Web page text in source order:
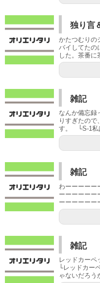
独り言
かたつむりの
バイしてたの
した。茶番に
雑記
なんか備忘録
りすぎたので
す。 └S-1私
雑記
わーーーーー
ーーーーーー
ーーーーーー
雑記
レッドカー
└レッドカー
ゃないだろ